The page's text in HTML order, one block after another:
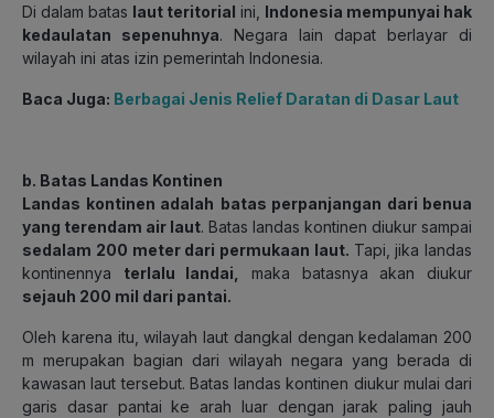
Di dalam batas laut teritorial ini, Indonesia mempunyai hak
kedaulatan sepenuhnya. Negara lain dapat berlayar di
wilayah ini atas izin pemerintah Indonesia.
Baca Juga: Berbagai Jenis Relief Daratan di Dasar Laut
b. Batas Landas Kontinen
Landas kontinen adalah batas perpanjangan dari benua
yang terendam air laut. Batas landas kontinen diukur sampai
sedalam 200 meter dari permukaan laut. Tapi, jika landas
kontinennya terlalu landai,
maka batasnya akan diukur
sejauh 200 mil dari pantai.
Oleh karena itu, wilayah laut dangkal dengan kedalaman 200
m merupakan bagian dari wilayah negara yang berada di
kawasan laut tersebut. Batas landas kontinen diukur mulai dari
garis dasar pantai ke arah luar dengan jarak paling jauh